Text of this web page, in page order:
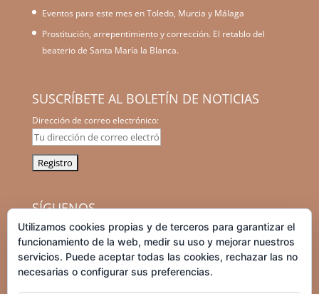
Eventos para este mes en Toledo, Murcia y Málaga
Prostitución, arrepentimiento y corrección. El retablo del
beaterio de Santa María la Blanca.
SUSCRÍBETE AL BOLETÍN DE NOTICIAS
Dirección de correo electrónico:
SÍGUENOS
facebook instagramgraduation-
cap
tripadvisor
Utilizamos cookies propias y de terceros para garantizar el
funcionamiento de la web, medir su uso y mejorar nuestros
servicios. Puede aceptar todas las cookies, rechazar las no
necesarias o configurar sus preferencias.